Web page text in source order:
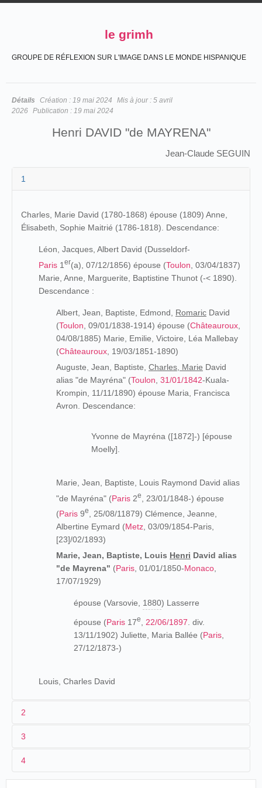
le grimh
GROUPE DE RÉFLEXION SUR L'IMAGE DANS LE MONDE HISPANIQUE
Détails Création : 19 mai 2024 Mis à jour : 5 avril
2026 Publication : 19 mai 2024
Henri DAVID "de MAYRENA"
Jean-Claude SEGUIN
1
Charles, Marie David (1780-1868) épouse (1809) Anne,
Élisabeth, Sophie Maitrié (1786-1818). Descendance:
Léon, Jacques, Albert David (Dusseldorf-
Paris 1 er(a), 07/12/1856) épouse (Toulon , 03/04/1837)
Marie, Anne, Marguerite, Baptistine Thunot (-< 1890).
Descendance :
Albert, Jean, Baptiste, Edmond, Romaric David
(Toulon , 09/01/1838-1914) épouse (Châteauroux
04/08/1885) Marie, Emilie, Victoire, Léa Mallebay
(Châteauroux , 19/03/1851-1890)
Auguste, Jean, Baptiste, Charles, Marie David
alias "de Mayréna" (Toulon 31/01/1842-Kuala-
Krompin, 11/11/1890) épouse Maria, Francisca
Avron. Descendance:
Yvonne de Mayréna ([1872]-) [épouse
Moelly].
Marie, Jean, Baptiste, Louis Raymond David alias
"de Mayréna" (Paris 2e
, 23/01/1848-) épouse
(Paris 9e
, 25/08/11879) Clémence, Jeanne,
Albertine Eymard (Metz , 03/09/1854-Paris,
[23]/02/1893)
Marie, Jean, Baptiste, Louis Henri David alias
"de Mayrena" (Paris , 01/01/1850-Monaco
17/07/1929)
épouse (Varsovie, 1880) Lasserre
épouse (Paris 17e 22/06/1897 . div.
13/11/1902) Juliette, Maria Ballée (Paris
27/12/1873-)
Louis, Charles David
2
Mayréna accompagne son frère aîné, Charles-Marie
3
4